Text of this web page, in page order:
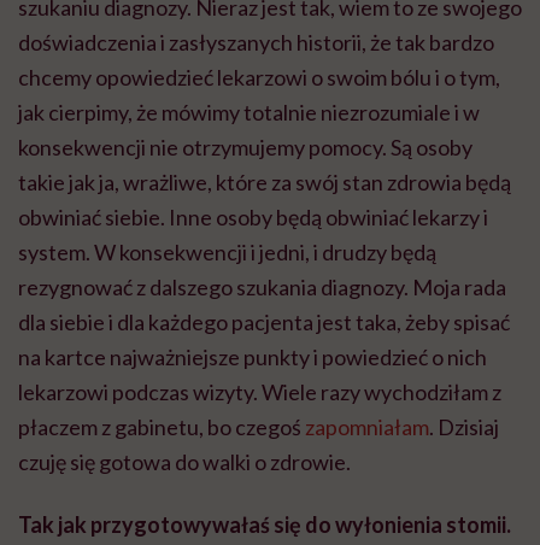
dla siebie i dla każdego pacjenta jest taka, żeby spisać
na kartce najważniejsze punkty i powiedzieć o nich
lekarzowi podczas wizyty. Wiele razy wychodziłam z
płaczem z gabinetu, bo czegośzapomniałam. Dzisiaj
czuję się gotowa do walki o zdrowie.
Tak jak przygotowywałaś się do wyłonienia stomii.
Do operacji, która wyłania stomię, musiałam się
przygotować przez moją bardzo niską wagę i
wyniszczenie organizmu. Przeszłam przezżywienie
pozajelitowe, przez wiele koszmarów, żeby mieć mój
wymarzony worek. Po operacji, którą miałam w 2021
roku, przyszło zakażenie. Dzień w dzień miałam 40
to nie skończy się dobrze. Któregoś dnia odwiedził